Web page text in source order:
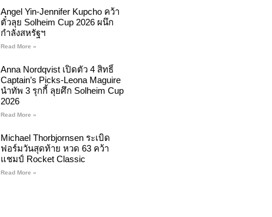
Angel Yin-Jennifer Kupcho คว้า
ตั๋วลุย Solheim Cup 2026 ผนึก
กำลังสหรัฐฯ
Read More »
Anna Nordqvist เปิดตัว 4 สิทธิ์
Captain’s Picks-Leona Maguire
นำทัพ 3 รุกกี้ ลุยศึก Solheim Cup
2026
Read More »
Michael Thorbjornsen ระเบิด
ฟอร์มวันสุดท้าย หวด 63 คว้า
แชมป์ Rocket Classic
Read More »